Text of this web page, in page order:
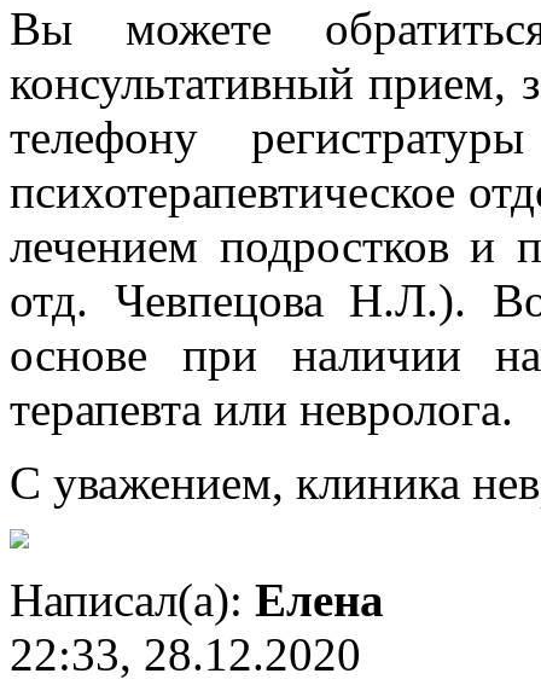
Вы можете
консультативный прием,
телефону
психотерапевтическое
лечением подростков и
отд. Чевпецова Н.Л.).
основе при наличии
терапевта или невролога.
С уважением, клиника
Написал(а): Елена
22:33, 28.12.2020